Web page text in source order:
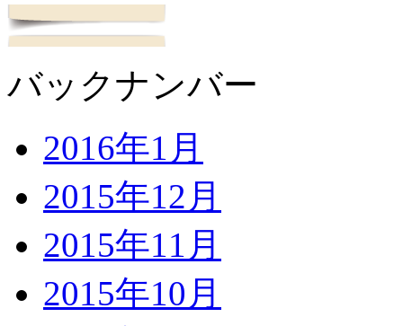
バックナンバー
2016年1月
2015年12月
2015年11月
2015年10月